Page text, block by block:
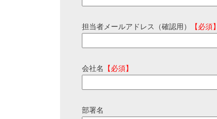
担当者メールアドレス（確認用） 【必須
会社名 【必須】
部署名